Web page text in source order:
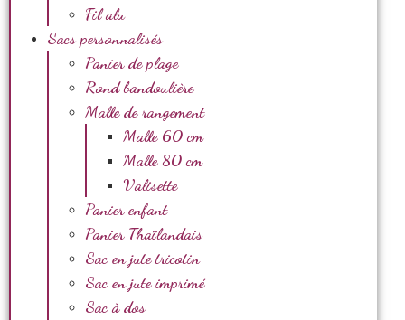
Fil alu
Sacs personnalisés
Panier de plage
Rond bandoulière
Malle de rangement
Malle 60 cm
Malle 80 cm
Valisette
Panier enfant
Panier Thaïlandais
Sac en jute tricotin
Sac en jute imprimé
Sac à dos